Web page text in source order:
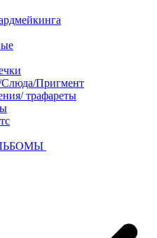
Слюда/Пригмент
трафареты